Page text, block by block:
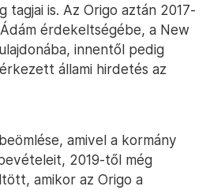
tagjai is. Az Origo aztán 2017-
érdekeltségébe, a New
innentől pedig
állami hirdetés az
amivel a kormány
2019-től még
amikor az Origo a